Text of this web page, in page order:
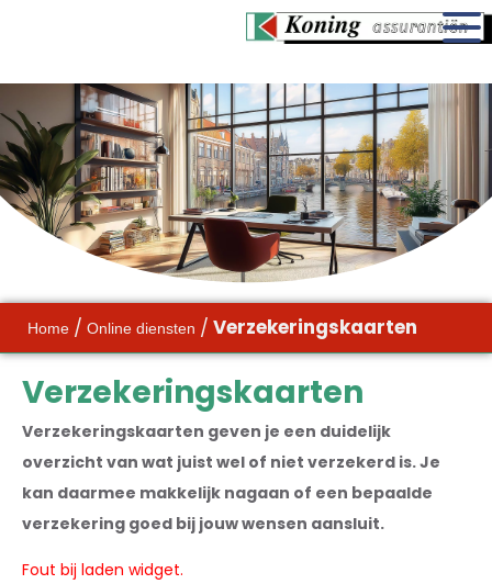
Home / Online diensten / Verzekeringskaarten
Verzekeringskaarten
Verzekeringskaarten geven je een duidelijk
overzicht van wat juist wel of niet verzekerd is. Je
kan daarmee makkelijk nagaan of een bepaalde
verzekering goed bij jouw wensen aansluit.
Fout bij laden widget.